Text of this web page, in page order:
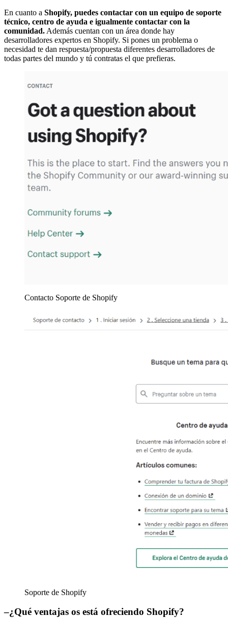
En cuanto a Shopify, puedes contactar con un equipo de soporte
técnico, centro de ayuda e igualmente contactar con la
comunidad. Además cuentan con un área donde hay
desarrolladores expertos en Shopify. Si pones un problema o
necesidad te dan respuesta/propuesta diferentes desarrolladores de
todas partes del mundo y tú contratas el que prefieras.
Contacto Soporte de Shopify
Soporte de Shopify
–¿Qué ventajas os está ofreciendo Shopify?